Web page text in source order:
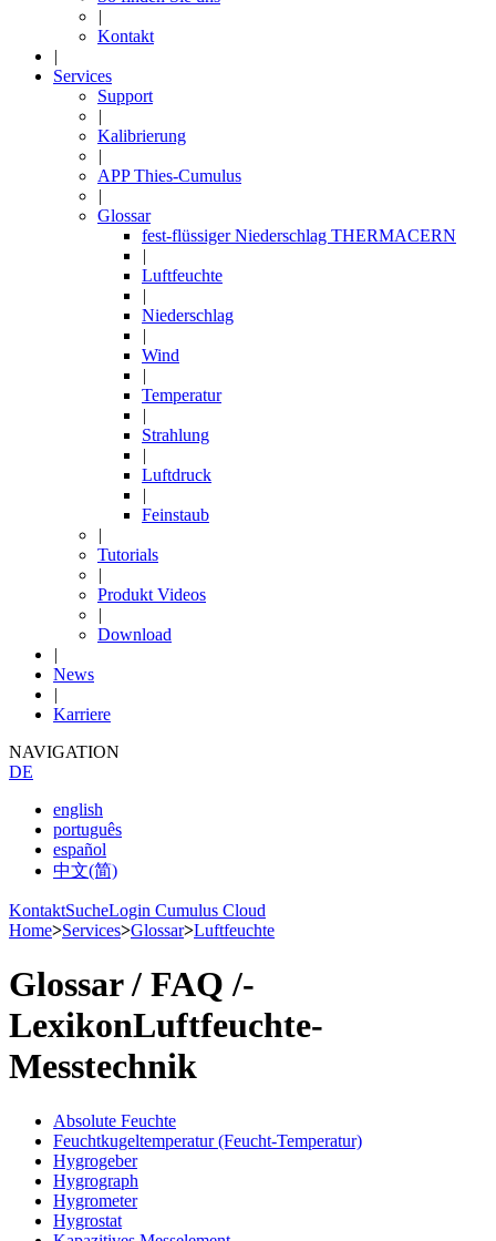
|
Kontakt
|
Services
Support
|
Kalibrierung
|
APP Thies-Cumulus
|
Glossar
fest-flüssiger Niederschlag THERMACERN
|
Luftfeuchte
|
Niederschlag
|
Wind
|
Temperatur
|
Strahlung
|
Luftdruck
|
Feinstaub
|
Tutorials
|
Produkt Videos
|
Download
|
News
|
Karriere
NAVIGATION
DE
english
português
español
中文(简)
KontaktSucheLogin Cumulus Cloud
Home>Services>Glossar>Luftfeuchte
Glossar /­ FAQ /­
LexikonLuftfeuchte-
Messtechnik
Absolute Feuchte
Feuchtkugeltemperatur (Feucht-Temperatur)
Hygrogeber
Hygrograph
Hygrometer
Hygrostat